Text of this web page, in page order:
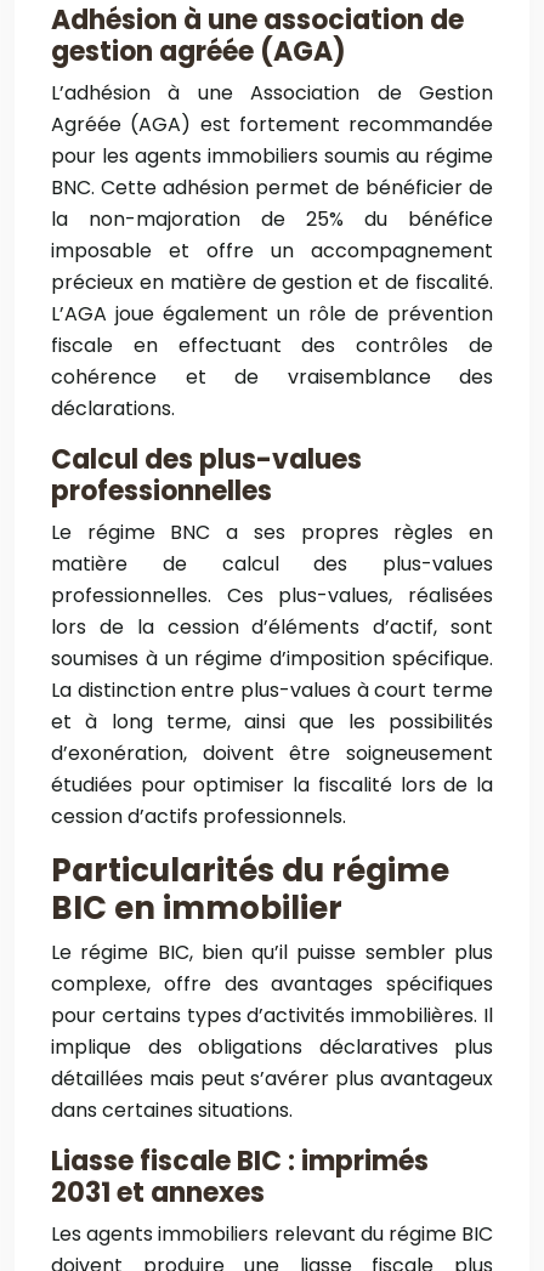
Adhésion à une association de
gestion agréée (AGA)
L’adhésion à une Association de Gestion
Agréée (AGA) est fortement recommandée
pour les agents immobiliers soumis au régime
BNC. Cette adhésion permet de bénéficier de
la non-majoration de 25% du bénéfice
imposable et offre un accompagnement
précieux en matière de gestion et de fiscalité.
L’AGA joue également un rôle de prévention
fiscale en effectuant des contrôles de
cohérence et de vraisemblance des
déclarations.
Calcul des plus-values
professionnelles
Le régime BNC a ses propres règles en
matière de calcul des plus-values
professionnelles. Ces plus-values, réalisées
lors de la cession d’éléments d’actif, sont
soumises à un régime d’imposition spécifique.
La distinction entre plus-values à court terme
et à long terme, ainsi que les possibilités
d’exonération, doivent être soigneusement
étudiées pour optimiser la fiscalité lors de la
cession d’actifs professionnels.
Particularités du régime
BIC en immobilier
Le régime BIC, bien qu’il puisse sembler plus
complexe, offre des avantages spécifiques
pour certains types d’activités immobilières. Il
implique des obligations déclaratives plus
détaillées mais peut s’avérer plus avantageux
dans certaines situations.
Liasse fiscale BIC : imprimés
2031 et annexes
Les agents immobiliers relevant du régime BIC